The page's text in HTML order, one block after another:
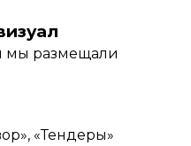
мы размещали
«Тендеры»